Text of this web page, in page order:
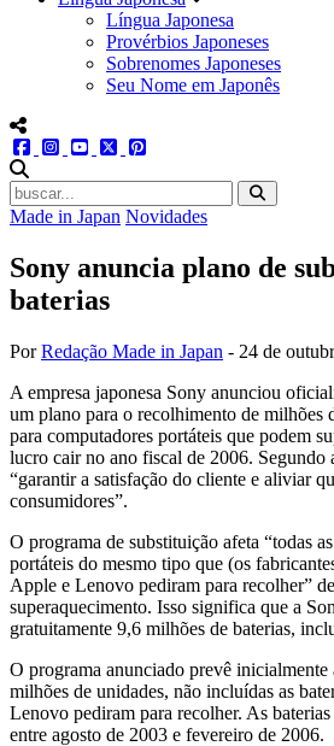
Língua Japonesa
Provérbios Japoneses
Sobrenomes Japoneses
Seu Nome em Japonês
menu redes social
facebookinstagram
youtube
twitter
Made in Japan Novidades
Sony anuncia plano de
baterias
PorRedação Made in Japan - 24 de
A empresa japonesa Sony anunciou
um plano para o recolhimento de milhões
para computadores portáteis que podem
lucro cair no ano fiscal de 2006. Segundo
“garantir a satisfação do cliente e aliviar
consumidores”.
O programa de substituição afeta “todas
portáteis do mesmo tipo que (os
Apple e Lenovo pediram para recolher”
superaquecimento. Isso significa que a
gratuitamente 9,6 milhões de baterias,
O programa anunciado prevê inicialmente
milhões de unidades, não incluídas as
Lenovo pediram para recolher. As
entre agosto de 2003 e fevereiro de 2006.